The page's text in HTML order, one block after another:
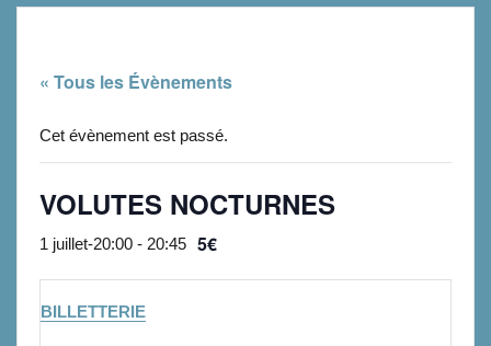
« Tous les Évènements
Cet évènement est passé.
VOLUTES NOCTURNES
1 juillet-20:00 - 20:45 5€
BILLETTERIE